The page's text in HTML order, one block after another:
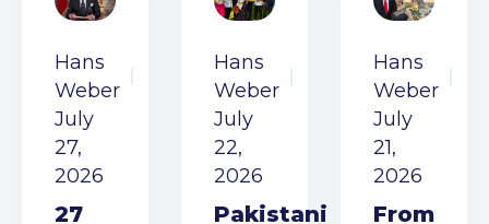
Hans
Weber
July
27,
2026
27
Hans
Weber
July
22,
2026
Pakistani
Hans
Weber
July
21,
2026
From